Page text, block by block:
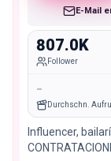
E-Mail
807.0K
Follower
-
Durchschn.
Influencer,